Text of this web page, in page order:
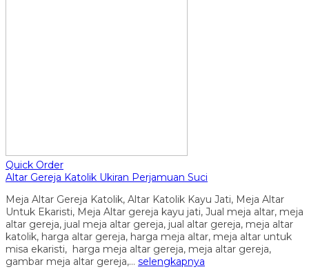
Quick Order
Altar Gereja Katolik Ukiran Perjamuan Suci
Meja Altar Gereja Katolik, Altar Katolik Kayu Jati, Meja Altar
Untuk Ekaristi, Meja Altar gereja kayu jati, Jual meja altar, meja
altar gereja, jual meja altar gereja, jual altar gereja, meja altar
katolik, harga altar gereja, harga meja altar, meja altar untuk
misa ekaristi, harga meja altar gereja, meja altar gereja,
gambar meja altar gereja,… selengkapnya